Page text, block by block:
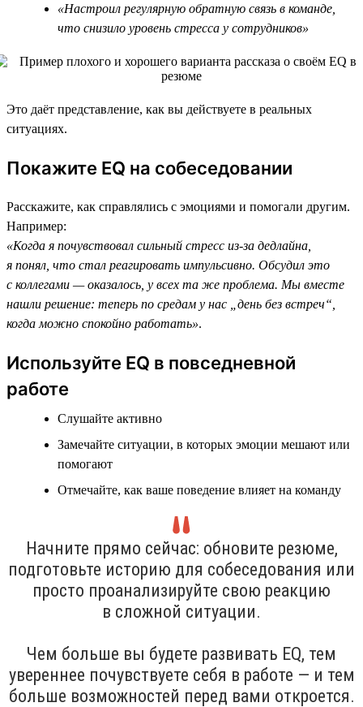
«Настроил регулярную обратную связь в команде,
что снизило уровень стресса у сотрудников»
Это даёт представление, как вы действуете в реальных
ситуациях.
Покажите EQ на собеседовании
Расскажите, как справлялись с эмоциями и помогали другим.
Например:
«Когда я почувствовал сильный стресс из-за дедлайна,
я понял, что стал реагировать импульсивно. Обсудил это
с коллегами — оказалось, у всех та же проблема. Мы вместе
нашли решение: теперь по средам у нас „день без встреч“,
когда можно спокойно работать».
Используйте EQ в повседневной
работе
Слушайте активно
Замечайте ситуации, в которых эмоции мешают или
помогают
Отмечайте, как ваше поведение влияет на команду
Начните прямо сейчас: обновите резюме,
подготовьте историю для собеседования или
просто проанализируйте свою реакцию
в сложной ситуации.
Чем больше вы будете развивать EQ, тем
увереннее почувствуете себя в работе — и тем
больше возможностей перед вами откроется.